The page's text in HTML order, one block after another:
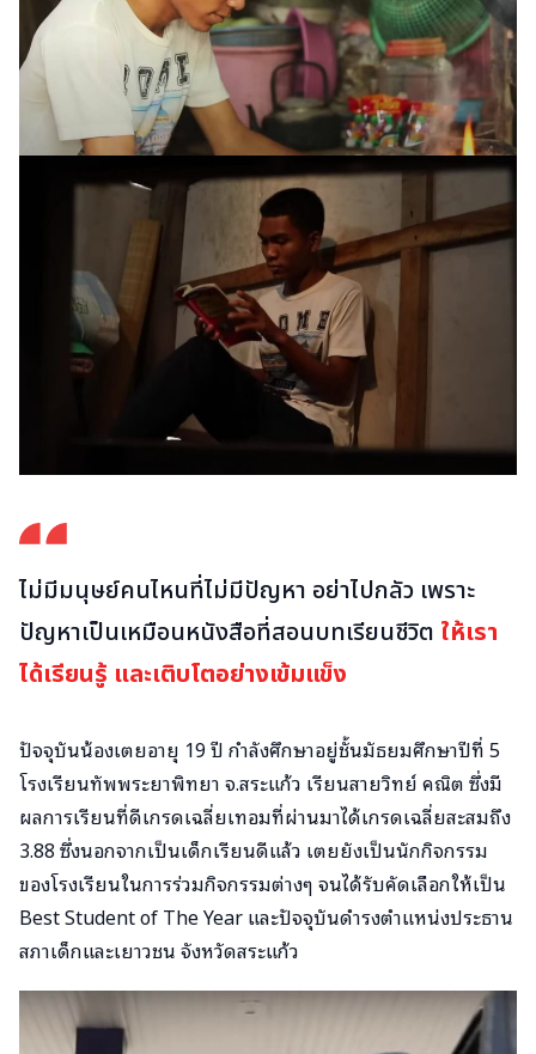
ไม่มีมนุษย์คนไหนที่ไม่มีปัญหา อย่าไปกลัว เพราะ
ปัญหาเป็นเหมือนหนังสือที่สอนบทเรียนชีวิต ให้เรา
ได้เรียนรู้ และเติบโตอย่างเข้มแข็ง
ปัจจุบันน้องเตยอายุ 19 ปี กำลังศึกษาอยู่ชั้นมัธยมศึกษาปีที่ 5
โรงเรียนทัพพระยาพิทยา จ.สระแก้ว เรียนสายวิทย์ คณิต ซึ่งมี
ผลการเรียนที่ดีเกรดเฉลี่ยเทอมที่ผ่านมาได้เกรดเฉลี่ยสะสมถึง
3.88 ซึ่งนอกจากเป็นเด็กเรียนดีแล้ว เตยยังเป็นนักกิจกรรม
ของโรงเรียนในการร่วมกิจกรรมต่างๆ จนได้รับคัดเลือกให้เป็น
Best Student of The Year และปัจจุบันดำรงตำแหน่งประธาน
สภาเด็กและเยาวชน จังหวัดสระแก้ว